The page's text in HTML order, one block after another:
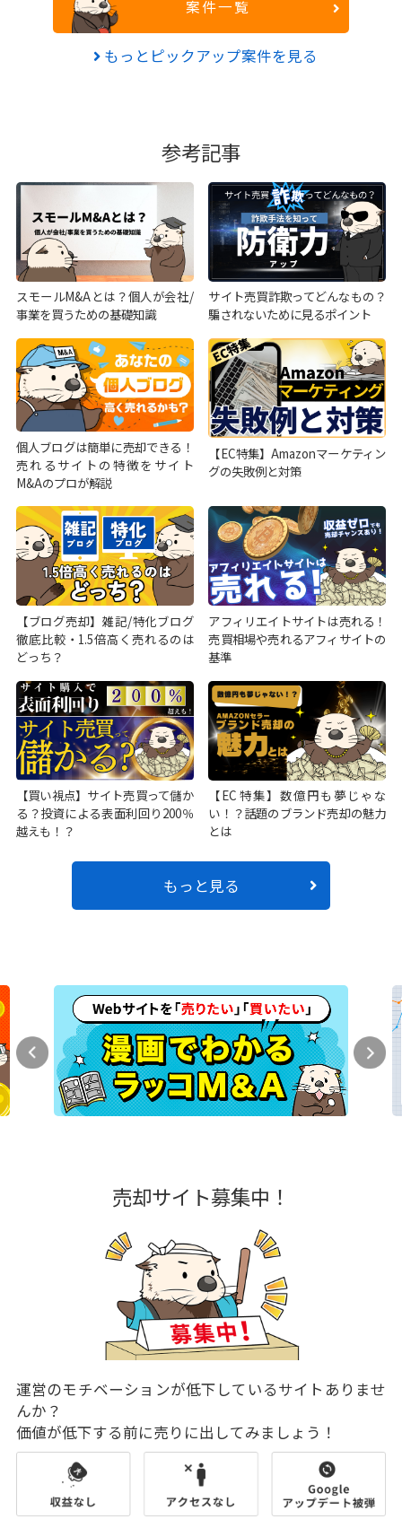
案件一覧
もっとピックアップ案件を見る
参考記事
スモールM&Aとは？個人が会社/
事業を買うための基礎知識
サイト売買詐欺ってどんなもの？
騙されないために見るポイント
個人ブログは簡単に売却できる！
売れるサイトの特徴をサイト
M&Aのプロが解説
【EC特集】Amazonマーケティン
グの失敗例と対策
【ブログ売却】雑記/特化ブログ
徹底比較・1.5倍高く売れるのは
どっち？
アフィリエイトサイトは売れる！
売買相場や売れるアフィサイトの
基準
【買い視点】サイト売買って儲か
る？投資による表面利回り200％
越えも！？
【EC特集】数億円も夢じゃな
い！？話題のブランド売却の魅力
とは
もっと見る
売却サイト募集中！
運営のモチベーションが低下しているサイトありませ
んか？
価値が低下する前に売りに出してみましょう！